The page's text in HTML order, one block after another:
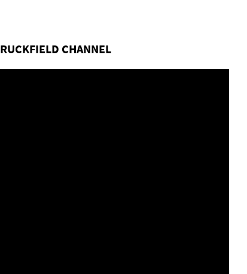
RUCKFIELD CHANNEL